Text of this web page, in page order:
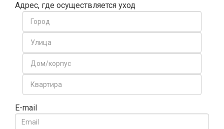
Адрес, где осуществляется уход
E-mail